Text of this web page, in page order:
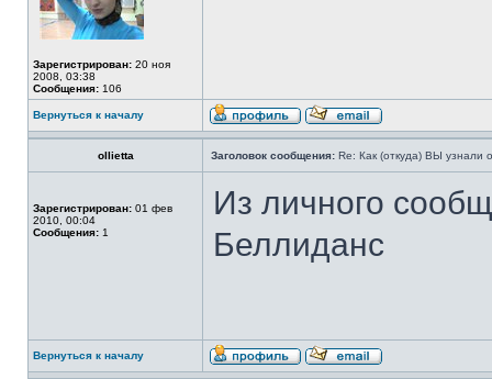
Зарегистрирован: 20 ноя
2008, 03:38
Сообщения: 106
Вернуться к началу
ollietta Заголовок сообщения: Re: Как (откуда) ВЫ узнали
Зарегистрирован: 01 фев
2010, 00:04
Сообщения: 1
Из личного
Беллиданс
Вернуться к началу